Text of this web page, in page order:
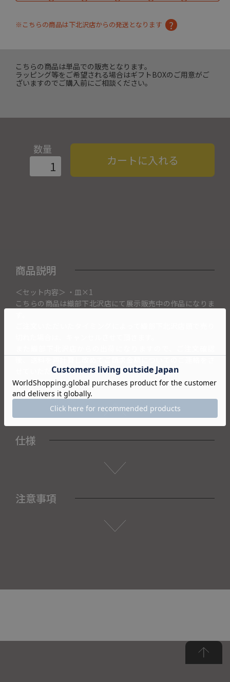
※こちらの商品は下北沢店からの発送となります
こちらの商品は単品での販売となります。
ラッピング等をご希望される場合はギフトBOXのご用意がご
ざいますのでご購入前にご相談ください。
数量
カートに入れる
商品説明
＜セット内容＞ ・皿×1
こちらの商品は織部下北沢店にて展示販売中の作品になりま
せていただきます。
予めご了承くださいませ。
仕様
注意事項